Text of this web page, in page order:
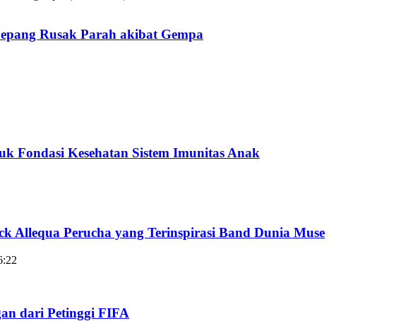
Rusak Parah akibat Gempa
Fondasi Kesehatan Sistem Imunitas Anak
Allequa Perucha yang Terinspirasi Band Dunia Muse
dari Petinggi FIFA